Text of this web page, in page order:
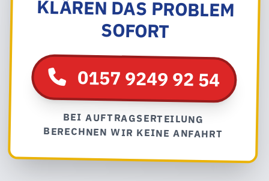
SOFORT
0157 9249 92 54
BEI AUFTRAGSERTEILUNG
BERECHNEN WIR KEINE ANFAHRT